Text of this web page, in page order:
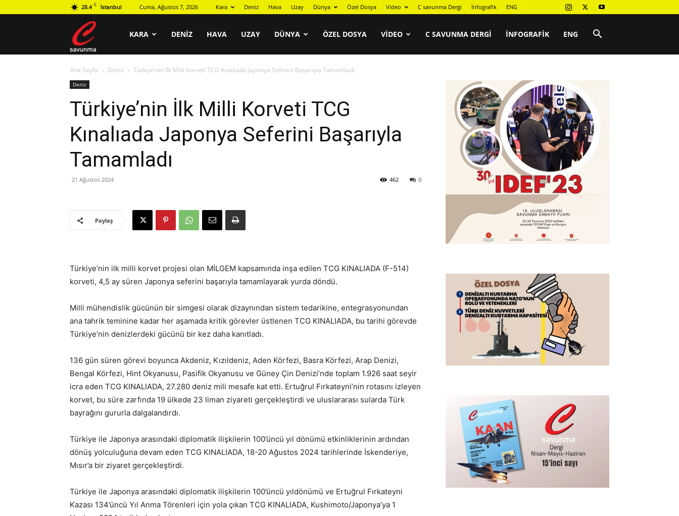
28.4 C İstanbul Cuma, Ağustos 7, 2026 Kara Deniz Hava Uzay Dünya Özel Dosya Video C savunma Dergi İnfografik ENG
savunma
KARA DENIZ HAVA UZAY DÜNYA ÖZEL DOSYA VIDEO C SAVUNMA DERGI İNFOGRAFIK ENG
Ana Sayfa Deniz Türkiye’nin İlk Milli Korveti TCG Kınalıada Japonya Seferini Başarıyla Tamamladı
Deniz
Türkiye’nin İlk Milli Korveti TCG
Kınalıada Japonya Seferini Başarıyla
Tamamladı
21 Ağustos 2024 0
462
Paylaş
Türkiye’nin ilk milli korvet projesi olan MİLGEM kapsamında inşa edilen TCG KINALIADA (F-514)
korveti, 4,5 ay süren Japonya seferini başarıyla tamamlayarak yurda döndü.
Milli mühendislik gücünün bir simgesi olarak dizaynından sistem tedarikine, entegrasyonundan
ana tahrik teminine kadar her aşamada kritik görevler üstlenen TCG KINALIADA, bu tarihi görevde
Türkiye’nin denizlerdeki gücünü bir kez daha kanıtladı.
136 gün süren görevi boyunca Akdeniz, Kızıldeniz, Aden Körfezi, Basra Körfezi, Arap Denizi,
Bengal Körfezi, Hint Okyanusu, Pasifik Okyanusu ve Güney Çin Denizi’nde toplam 1.926 saat seyir
icra eden TCG KINALIADA, 27.280 deniz mili mesafe kat etti. Ertuğrul Fırkateyni’nin rotasını izleyen
korvet, bu süre zarfında 19 ülkede 23 liman ziyareti gerçekleştirdi ve uluslararası sularda Türk
bayrağını gururla dalgalandırdı.
Türkiye ile Japonya arasındaki diplomatik ilişkilerin 100’üncü yıl dönümü etkinliklerinin ardından
dönüş yolculuğuna devam eden TCG KINALIADA, 18-20 Ağustos 2024 tarihlerinde İskenderiye,
Mısır’a bir ziyaret gerçekleştirdi.
Türkiye ile Japonya arasındaki diplomatik ilişkilerin 100’üncü yıldönümü ve Ertuğrul Fırkateyni
Kazası 134’üncü Yıl Anma Törenleri için yola çıkan TCG KINALIADA, Kushimoto/Japonya’ya 1